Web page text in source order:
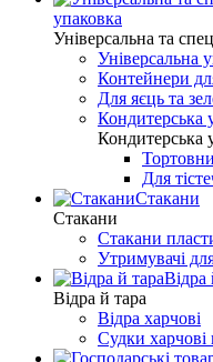
упаковка
Універсальна та
Універсальна
Контейнери
Для яєць та
Кондитерська
Кондитерська
Для
Стакани
Стакани
Стакани
Утримувачі
Відра
Відра й тара
Відра харчові
Судки харчові